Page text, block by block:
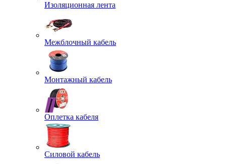
Изоляционная лента
Межблочный кабель
Монтажный кабель
Оплетка кабеля
Силовой кабель